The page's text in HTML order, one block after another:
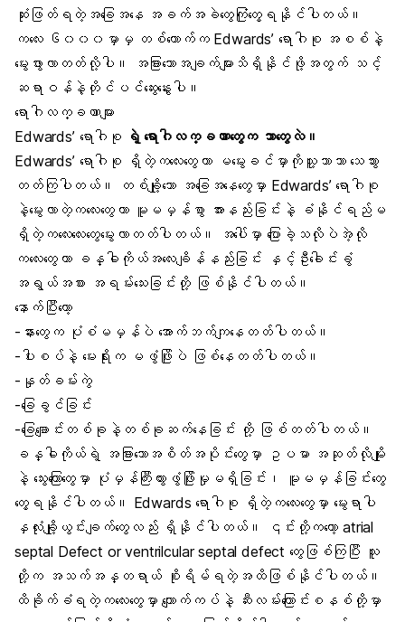
ဆုံးဖြတ်ရတဲ့အခြေအနေ အခက်အခဲတွေကြုံတွေ့ရနိုင်ပါတယ်။
ကလေး ၆၀၀၀မှာမှ တစ်ယောက်က Edwards’ ရောဂါစု အစစ်နဲ့
မွေးဖွားလာတတ်လို့ပါ။ အခြားသောအချက်များသိရှိနိုင်ဖို့အတွက် သင့်
ဆရာဝန်နဲ့တိုင်ပင်ဆွေးနွေးပါ။
ရောဂါလက္ခဏာများ
Edwards’ ရောဂါစု ရဲ့ ရောဂါလက္ခဏာတွေက ဘာတွေလဲ။
Edwards’ ရောဂါစု ရှိတဲ့ကလေးတွေဟာ မမွေးခင်မှာကိုသူ့ဘာသာ သေသွား
တတ်ကြပါတယ်။ တစ်ချို့သော အခြေအနေတွေမှာ Edwards’ ရောဂါစု
နဲ့မွေးလာတဲ့ကလေးတွေဟာ မူမမှန်စွာ အားနည်းခြင်းနဲ့ ခံနိုင်ရည်မ
ရှိတဲ့ကလေးလေးတွေမွေးလာတတ်ပါတယ်။ အပေါ်မှာ ပြောခဲ့သလိုပဲအဲ့လို
ကလေးတွေဟာ ခန္ဓါကိုယ်အလေးချိန်နည်းခြင်း နှင့်ဦးခေါင်းခွံ
အရွယ်အစား အရမ်းသေးခြင်းတို့ ဖြစ်နိုင်ပါတယ်။
နောက်ပြီးတော့
-နားတွေက ပုံစံမမှန်ပဲ အောက်ဘက်ကျနေတတ်ပါတယ်။
-ပါးစပ်နဲ့ မေးရိုးက မဖွံဖြိုးပဲ ဖြစ်နေတတ်ပါတယ်။
-နှုတ်ခမ်းကွဲ
-ခြေခွင်ခြင်း
-ခြေချောင်းတစ်ခုနဲ့တစ်ခုဆက်နေခြင်း တို့ ဖြစ်တတ်ပါတယ်။
ခန္ဓါကိုယ်ရဲ့ အခြားသောအစိတ်အပိုင်းတွေမှာ ဥပမာ အဆုတ်လိုမျိုး
နဲ့ သွေးကြောတွေမှာ ပုံမှန်ကြီးထွားဖွံဖြိုးမှုမရှိခြင်း၊ မူမမှန်ခြင်းတွေ
တွေ့ရနိုင်ပါတယ်။ Edwards ရောဂါစု ရှိတဲ့ကလေးတွေမှာ မွေးရာပါ
နှလုံးချို့ယွင်းချက်တွေလည်း ရှိနိုင်ပါတယ်။ ၎င်းတို့ကတော့ atrial
septal Defect or ventrilcular septal defect တွေဖြစ်ကြပြီး သူ
တို့က အသက်အန္တရာယ် စိုးရိမ်ရတဲ့အထိဖြစ်နိုင်ပါတယ်။
ထိခိုက်ခံရတဲ့ကလေးတွေမှာ ကျောက်ကပ်နဲ့ ဆီးလမ်းကြောင်းစနစ်တို့မှာ